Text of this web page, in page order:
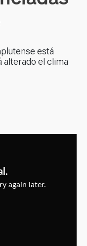
está
alterado el clima